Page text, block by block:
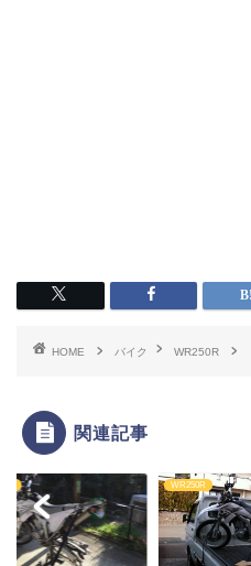
HOME バイク WR250R
関連記事
WR250R